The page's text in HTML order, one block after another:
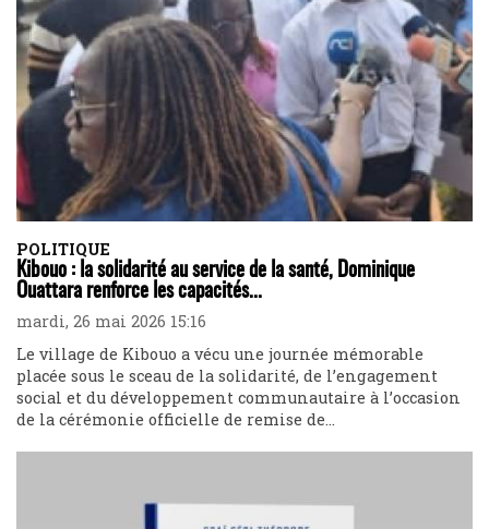
POLITIQUE
Kibouo : la solidarité au service de la santé, Dominique
Ouattara renforce les capacités...
mardi, 26 mai 2026 15:16
Le village de Kibouo a vécu une journée mémorable
placée sous le sceau de la solidarité, de l’engagement
social et du développement communautaire à l’occasion
de la cérémonie officielle de remise de...